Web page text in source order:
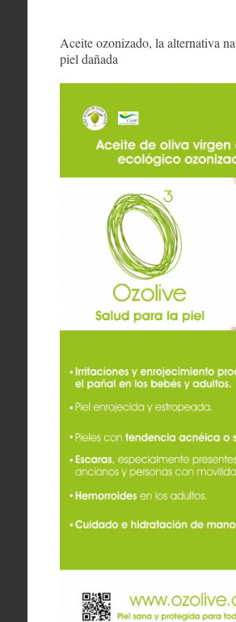
Aceite ozonizado, la alternativa
piel dañada